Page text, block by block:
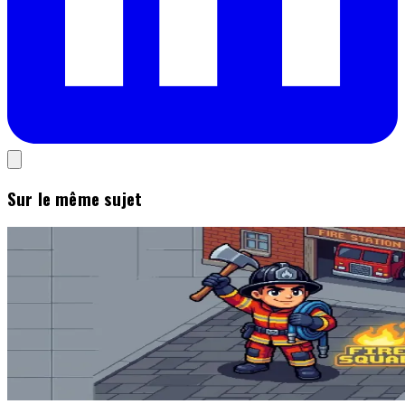
Sur le même sujet